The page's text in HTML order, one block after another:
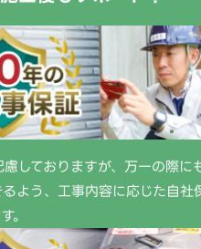
しておりますが、万一の際に
よう、工事内容に応じた自社
。